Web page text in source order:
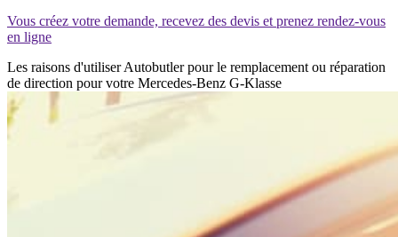
Vous créez votre demande, recevez des devis et prenez rendez-vous
en ligne
Les raisons d'utiliser Autobutler pour le remplacement ou réparation
de direction pour votre Mercedes-Benz G-Klasse